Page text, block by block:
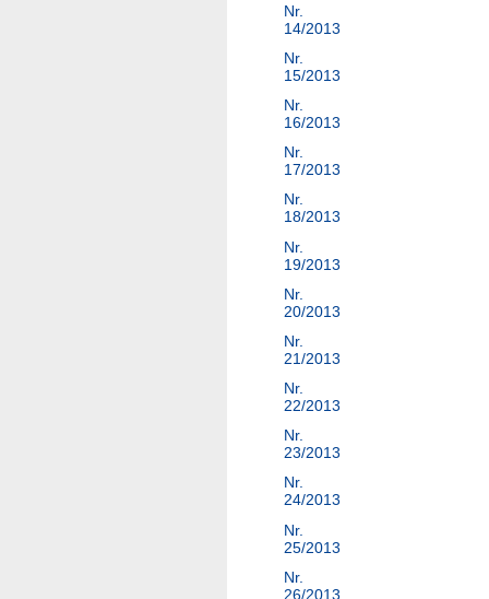
Nr.
14/2013
Nr.
15/2013
Nr.
16/2013
Nr.
17/2013
Nr.
18/2013
Nr.
19/2013
Nr.
20/2013
Nr.
21/2013
Nr.
22/2013
Nr.
23/2013
Nr.
24/2013
Nr.
25/2013
Nr.
26/2013